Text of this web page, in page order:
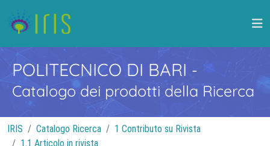
POLITECNICO DI BARI -
Catalogo dei prodotti della Ricerca
IRIS Catalogo Ricerca
1 Contributo su Rivista
1.1 Articolo in rivista